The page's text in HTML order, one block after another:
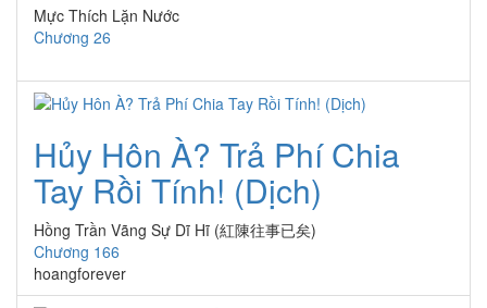
Mực Thích Lặn Nước
Chương 26
Hủy Hôn À? Trả Phí Chia
Tay Rồi Tính! (Dịch)
Hồng Trần Vãng Sự Dĩ Hĩ (紅陳往事已矣)
Chương 166
hoangforever